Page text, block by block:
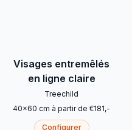
Visages entremêlés
en ligne claire
Treechild
40x60 cm à partir de €181,-
Configurer